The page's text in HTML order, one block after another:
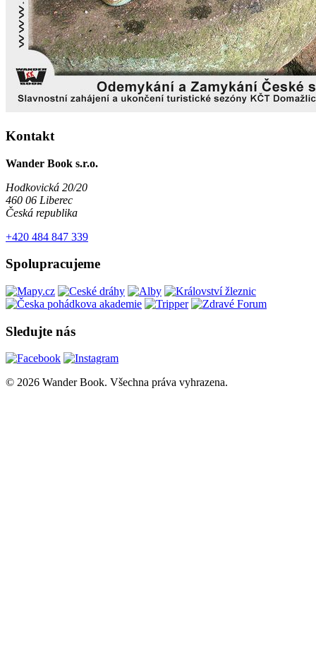
Kontakt
Wander Book s.r.o.
Hodkovická 20/20
460 06 Liberec
Česká republika
+420 484 847 339
Spolupracujeme
Sledujte nás
© 2026 Wander Book. Všechna práva vyhrazena.